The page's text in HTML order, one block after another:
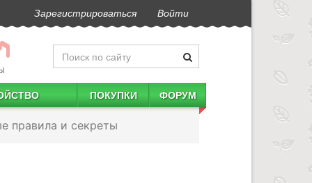
Зарегистрироваться Войти
ПОКУПКИ ФОРУМ
правила и секреты